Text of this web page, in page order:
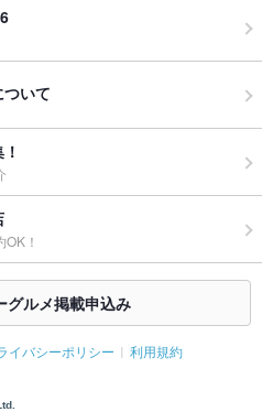
いて
！
グルメ掲載申込み
イバシーポリシー 利用規約